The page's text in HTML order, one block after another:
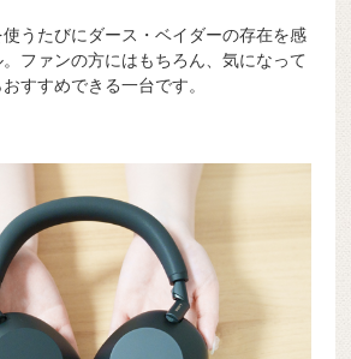
うたびにダース・ベイダーの存在を感
ファンの方にはもちろん、気になって
すすめできる一台です。